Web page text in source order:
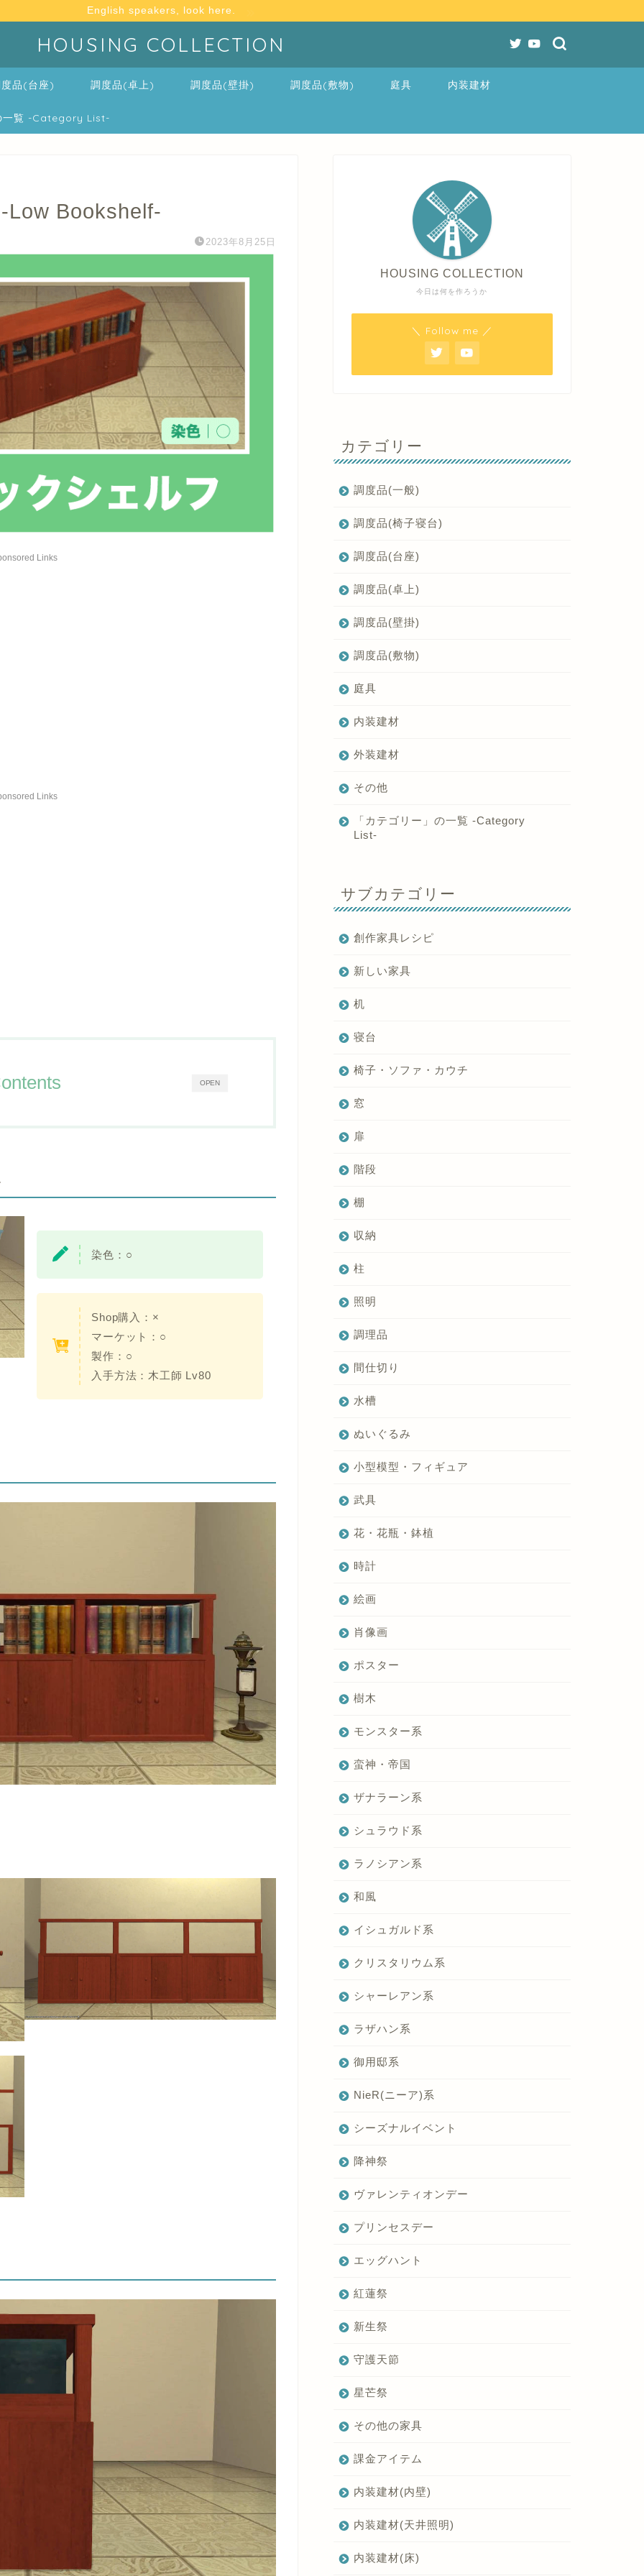
English speakers, look here.
HOUSING COLLECTION
品(台座) 調度品(卓上) 調度品(壁掛) 調度品(敷物) 庭具 内装建材
一覧 -Category List-
Low Bookshelf-
2023年8月25日
Links
Links
OPEN
染色： ○
Shop購入： ×
マーケット：○
製作：○
入手方法： 木工師 Lv80
今日は何を作ろうか
HOUSING COLLECTION
＼ Follow me ／
カテゴリー
調度品(一般)
調度品(椅子寝台)
調度品(台座)
調度品(卓上)
調度品(壁掛)
調度品(敷物)
庭具
内装建材
外装建材
その他
「カテゴリー」の一覧 -Category
List-
サブカテゴリー
創作家具レシピ
新しい家具
机
寝台
椅子・ソファ・カウチ
窓
扉
階段
棚
収納
柱
照明
調理品
間仕切り
水槽
ぬいぐるみ
小型模型・フィギュア
武具
花・花瓶・鉢植
時計
絵画
肖像画
ポスター
樹木
モンスター系
蛮神・帝国
ザナラーン系
シュラウド系
ラノシアン系
和風
イシュガルド系
クリスタリウム系
シャーレアン系
ラザハン系
御用邸系
NieR(ニーア)系
シーズナルイベント
降神祭
ヴァレンティオンデー
プリンセスデー
エッグハント
紅蓮祭
新生祭
守護天節
星芒祭
その他の家具
課金アイテム
内装建材(内壁)
内装建材(天井照明)
内装建材(床)